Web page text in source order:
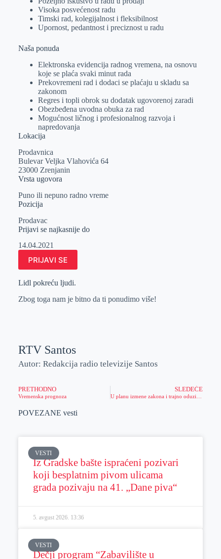
Visoka posvećenost radu
Timski rad, kolegijalnost i fleksibilnost
Upornost, pedantnost i preciznost u radu
Naša ponuda
Elektronska evidencija radnog vremena, na osnovu
koje se plaća svaki minut rada
Prekovremeni rad i dodaci se plaćaju u skladu sa
zakonom
Regres i topli obrok su dodatak ugovorenoj zaradi
Obezbeđena uvodna obuka za rad
Mogućnost ličnog i profesionalnog razvoja i
napredovanja
Lokacija
Prodavnica
Bulevar Veljka Vlahovića 64
23000 Zrenjanin
Vrsta ugovora
Puno ili nepuno radno vreme
Pozicija
Prodavac
Prijavi se najkasnije do
14.04.2021
PRIJAVI SE
Lidl pokreću ljudi.
Zbog toga nam je bitno da ti ponudimo više!
RTV Santos
Autor: Redakcija radio televizije Santos
PRETHODNO
Vremenska prognoza
SLEDEĆE
POVEZANE vesti
VESTI
Iz Gradske bašte ispraćeni pozivari
koji besplatnim pivom ulicama
grada pozivaju na 41. „Dane piva“
5. avgust 2026. 13:36
VESTI
Dečji program “Zabavilište u